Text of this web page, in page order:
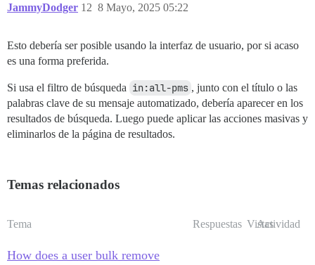
JammyDodger 8 Mayo, 2025 05:22
12
Esto debería ser posible usando la interfaz de usuario, por si acaso
es una forma preferida.
Si usa el filtro de búsqueda in:all-pms , junto con el título o las
palabras clave de su mensaje automatizado, debería aparecer en los
resultados de búsqueda. Luego puede aplicar las acciones masivas y
eliminarlos de la página de resultados.
Temas relacionados
Tema Respuestas Vistas
Actividad
How does a user bulk remove